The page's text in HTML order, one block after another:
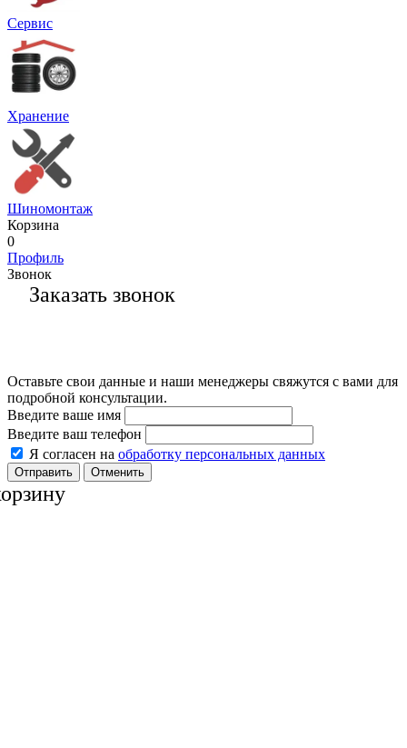
Сервис
Хранение
Шиномонтаж
Корзина
0
Профиль
Звонок
Заказать звонок
Оставьте свои данные и наши менеджеры свяжутся с вами для
подробной консультации.
Введите ваше имя
Введите ваш телефон
Я согласен на обработку персональных данных
Отменить